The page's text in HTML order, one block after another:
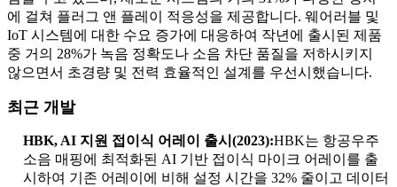
에 걸쳐 플러그 앤 플레이 적응성을 제공합니다. 웨어러블 및
IoT 시스템에 대한 수요 증가에 대응하여 작년에 출시된 제품
중 거의 28%가 녹음 정확도나 소음 차단 품질을 저하시키지
않으면서 초경량 및 전력 효율적인 설계를 우선시했습니다.
최근 개발
HBK, AI 지원 접이식 어레이 출시(2023):HBK는 항공우주
소음 매핑에 최적화된 AI 기반 접이식 마이크 어레이를 출
시하여 기존 어레이에 비해 설정 시간을 32% 줄이고 데이터